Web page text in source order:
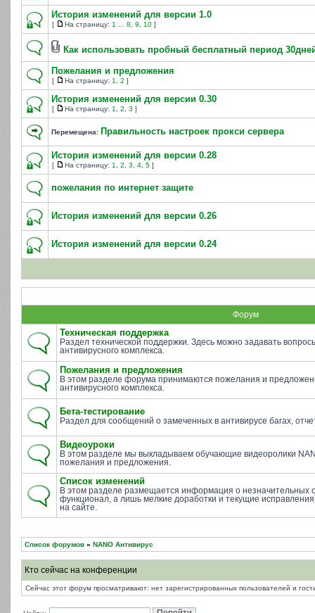
История изменений для версии 1.0
[ На страницу: 1 8 9 10 ]
Как использовать пробный бесплатный период
Пожелания и предложения
[ На страницу: 1 2 ]
История изменений для версии 0.30
[ На страницу: 1 2 3 ]
Перемещена: Правильность настроек прокси сервера
История изменений для версии 0.28
[ На страницу: 1 2 3 4 5 ]
пожелания по интернет защите
История изменений для версии 0.26
История изменений для версии 0.24
Форум
Техническая поддержка
Раздел технической поддержки. Здесь можно задавать
антивирусного комплекса.
Пожелания и предложения
В этом разделе форума принимаются пожелания и
антивирусного комплекса.
Бета-тестирование
Раздел для сообщений о замеченных в антивирусе багах,
Видеоуроки
В этом разделе мы выкладываем обучающие видеоролики
пожелания и предложения.
Список изменений
В этом разделе размещается информация о незначительных
функционал, а лишь мелкие доработки и текущие
на сайте.
Список форумов » NANO Антивирус
Кто сейчас на конференции
Сейчас этот форум просматривают: нет зарегистрированных пользователей и